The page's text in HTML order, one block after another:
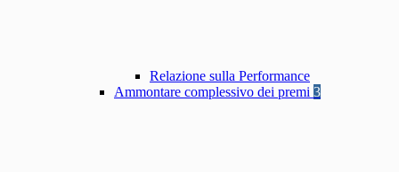
Relazione sulla Performance
Ammontare complessivo dei premi 3